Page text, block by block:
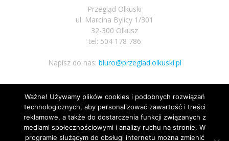
Przegląd Olkuski
ul. Marcina Bylicy 1/301
32-300 Olkusz
tel: 504 178 786
Napisz do nas: biuro@przeglad.olkuski.pl
Podążaj za nami
Ważne! Używamy plików cookies i podobnych rozwiązań
technologicznych, aby personalizować zawartość i treści
reklamowe, a także do dostarczenia funkcji związanych z
mediami społecznościowymi i analizy ruchu na stronie. W
programie służącym do obsługi internetu można zmienić